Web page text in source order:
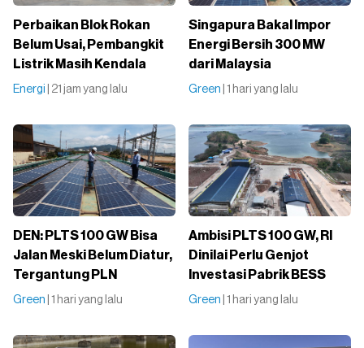
Perbaikan Blok Rokan
Belum Usai, Pembangkit
Listrik Masih Kendala
Energi | 21 jam yang lalu
Singapura Bakal Impor
Energi Bersih 300 MW
dari Malaysia
Green | 1 hari yang lalu
DEN: PLTS 100 GW Bisa
Jalan Meski Belum Diatur,
Tergantung PLN
Green | 1 hari yang lalu
Ambisi PLTS 100 GW, RI
Dinilai Perlu Genjot
Investasi Pabrik BESS
Green | 1 hari yang lalu